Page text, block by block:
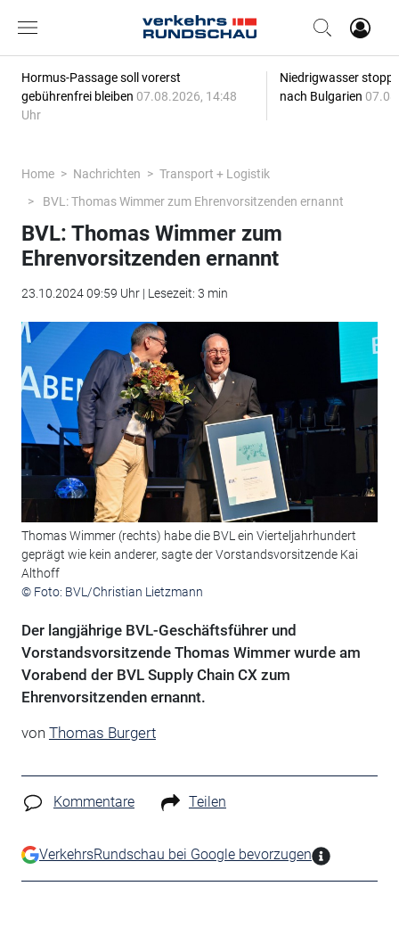
Hormus-Passage soll vorerst
gebührenfrei bleiben 07.08.2026, 14:48
Uhr
Niedrigwasser
nach Bulgarien
Home Nachrichten
Transport + Logistik
BVL: Thomas Wimmer zum Ehrenvorsitzenden ernannt
BVL: Thomas Wimmer zum
Ehrenvorsitzenden ernannt
23.10.2024 09:59 Uhr | Lesezeit: 3 min
Thomas Wimmer (rechts) habe die BVL ein Vierteljahrhundert
geprägt wie kein anderer, sagte der Vorstandsvorsitzende Kai
Althoff
© Foto: BVL/Christian Lietzmann
Der langjährige BVL-Geschäftsführer und
Vorstandsvorsitzende Thomas Wimmer wurde am
Vorabend der BVL Supply Chain CX zum
Ehrenvorsitzenden ernannt.
von Thomas Burgert
Kommentare Teilen
VerkehrsRundschau bei Google bevorzugen